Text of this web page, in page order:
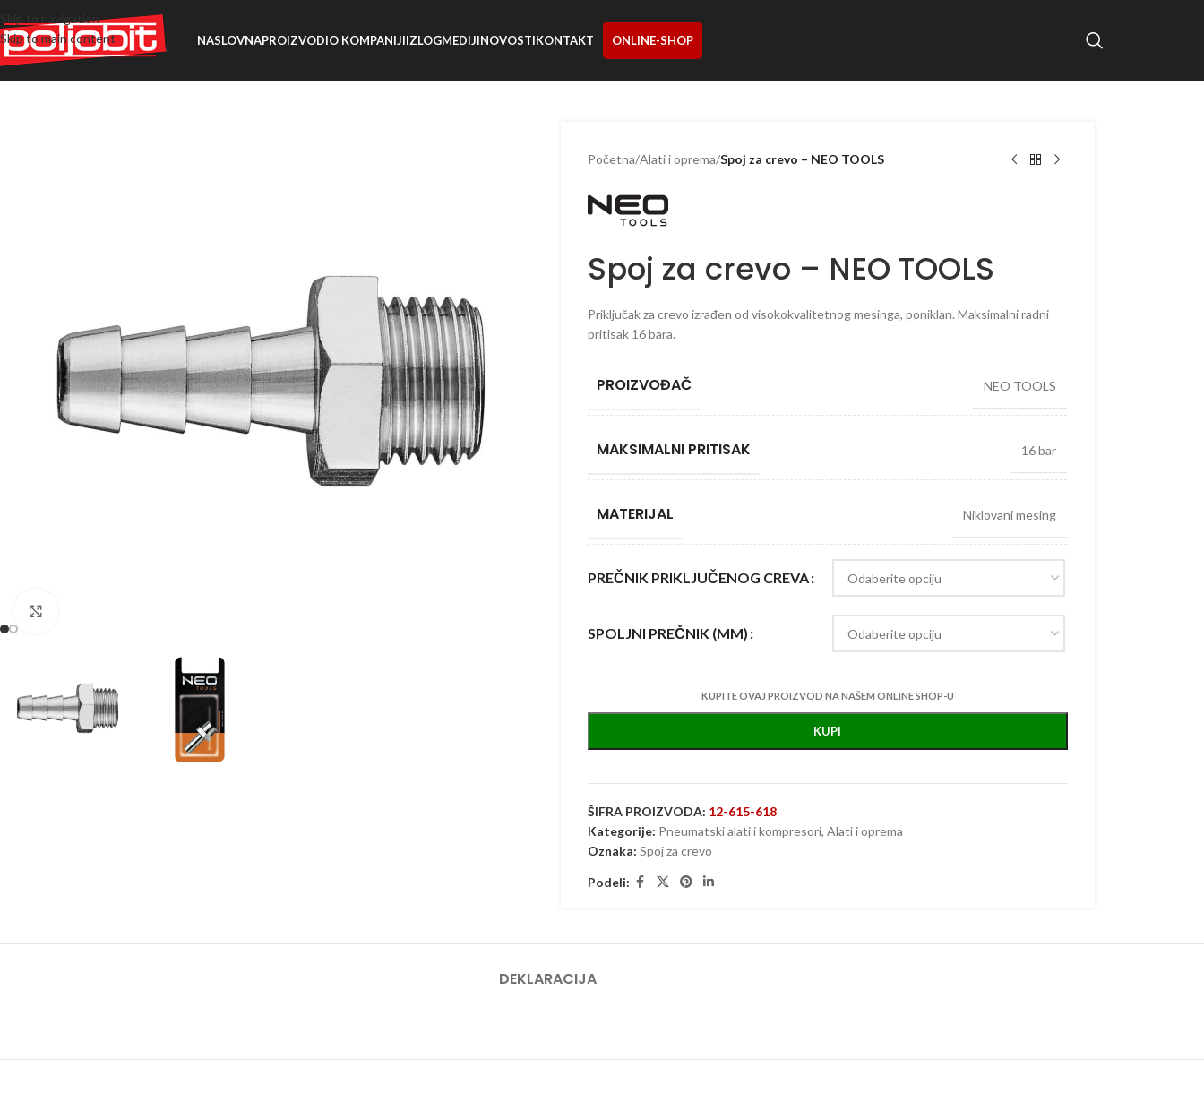
Skip to navigation
Skip to main content
NASLOVNAPROIZVODIO KOMPANIJIIZLOGMEDIJINOVOSTIKONTAKT ONLINE-SHOP
Početna/Alati i oprema/Spoj za crevo – NEO TOOLS
Spoj za crevo – NEO TOOLS
Priključak za crevo izrađen od visokokvalitetnog mesinga, poniklan. Maksimalni radni
pritisak 16 bara.
PROIZVOĐAČ NEO TOOLS
MAKSIMALNI PRITISAK 16 bar
MATERIJAL Niklovani mesing
PREČNIK PRIKLJUČENOG CREVA
SPOLJNI PREČNIK (MM)
KUPITE OVAJ PROIZVOD NA NAŠEM ONLINE SHOP-U
KUPI
ŠIFRA PROIZVODA: 12-615-618
Kategorije: Pneumatski alati i kompresori, Alati i oprema
Oznaka: Spoj za crevo
Podeli:
DEKLARACIJA